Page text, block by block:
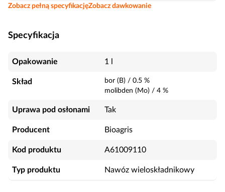
Zobacz pełną specyfikacjęZobacz dawkowanie
Specyfikacja
Opakowanie 1 l
Skład bor (B) / 0.5 %
molibden (Mo) / 4 %
Uprawa pod osłonami Tak
Producent Bioagris
Kod produktu A61009110
Typ produktu Nawóz wieloskładnikowy